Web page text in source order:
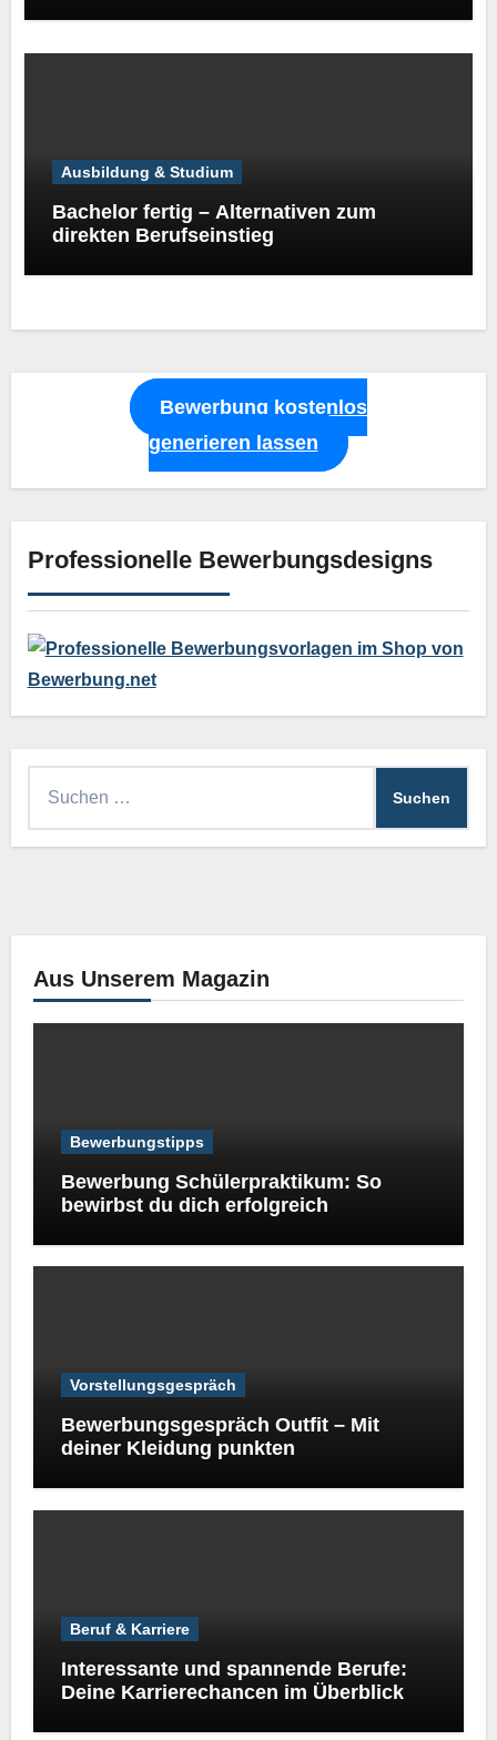
Ausbildung & Studium
Bachelor fertig – Alternativen zum
direkten Berufseinstieg
Bewerbung kostenlos
generieren lassen
Professionelle Bewerbungsdesigns
Aus Unserem Magazin
Bewerbungstipps
Bewerbung Schülerpraktikum: So
bewirbst du dich erfolgreich
Vorstellungsgespräch
Bewerbungsgespräch Outfit – Mit
deiner Kleidung punkten
Beruf & Karriere
Interessante und spannende Berufe:
Deine Karrierechancen im Überblick